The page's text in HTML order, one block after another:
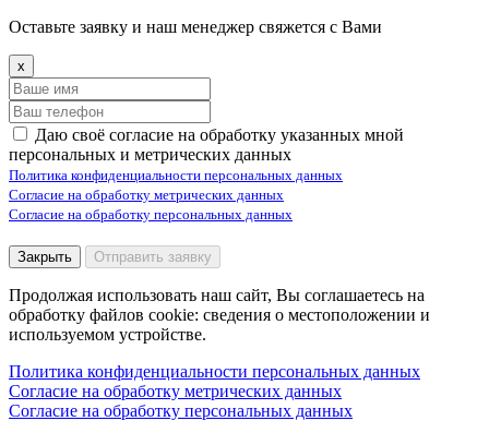
Оставьте заявку и наш менеджер свяжется с Вами
x
Даю своё согласие на обработку указанных мной
персональных и метрических данных
Политика конфиденциальности персональных данных
Согласие на обработку метрических данных
Согласие на обработку персональных данных
Закрыть Отправить заявку
Продолжая использовать наш сайт, Вы соглашаетесь на
обработку файлов cookie: сведения о местоположении и
используемом устройстве.
Политика конфиденциальности персональных данных
Согласие на обработку метрических данных
Согласие на обработку персональных данных